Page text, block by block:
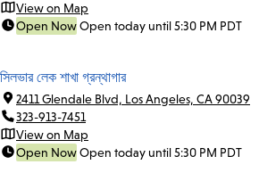
View on Map
Open NowOpen today until 5:30 PM PDT
সিলভার লেক শাখা গ্রন্থাগার
2411 Glendale Blvd, Los Angeles, CA 90039
323-913-7451
View on Map
Open NowOpen today until 5:30 PM PDT